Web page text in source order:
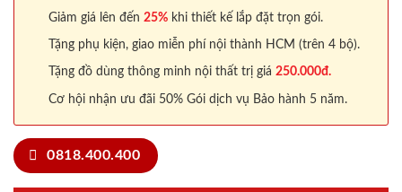
Giảm giá lên đến 25% khi thiết kế lắp đặt trọn gói.
Tặng phụ kiện, giao miễn phí nội thành HCM (trên 4 bộ).
Tặng đồ dùng thông minh nội thất trị giá 250.000đ.
Cơ hội nhận ưu đãi 50% Gói dịch vụ Bảo hành 5 năm.
0818.400.400